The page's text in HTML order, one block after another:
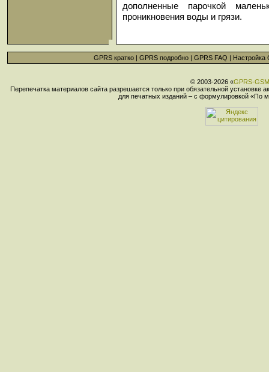
дополненные парочкой
проникновения воды и грязи.
GPRS кратко| GPRS подробно| GPRS FAQ | Настройка
© 2003-2026 «GPRS-GSM
Перепечатка материалов сайта разрешается только при обязательной
для печатных изданий – с формулировкой «По